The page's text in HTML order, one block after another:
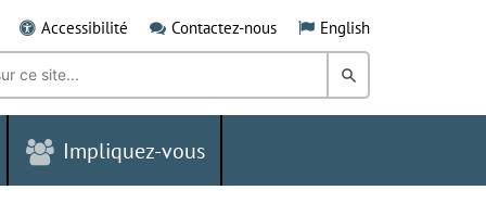
Accessibilité Contactez-nous English
Rechercher
dans
Grand
Impliquez-vous